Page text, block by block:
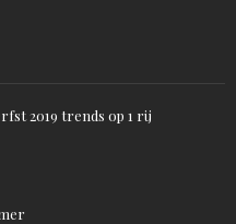
2019 trends op 1 rij